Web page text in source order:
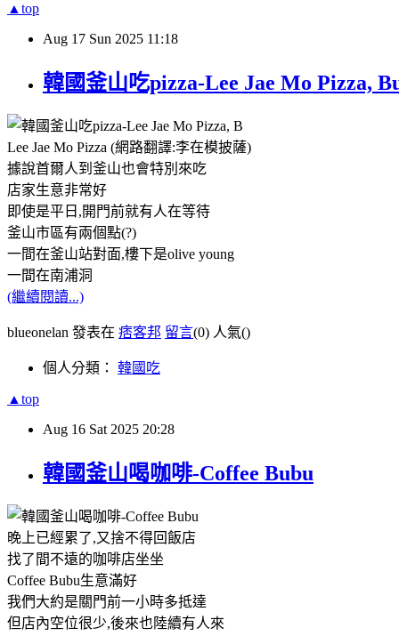
▲top
Aug 17 Sun 2025 11:18
韓國釜山吃pizza-Lee Jae Mo Pizza,
Lee Jae Mo Pizza (網路翻譯:李在模披薩)
據說首爾人到釜山也會特別來吃
店家生意非常好
即使是平日,開門前就有人在等待
釜山市區有兩個點(?)
一間在釜山站對面,樓下是olive young
一間在南浦洞
(繼續閱讀...)
blueonelan 發表在 痞客邦 留言(0) 人氣()
個人分類： 韓國吃
▲top
Aug 16 Sat 2025 20:28
韓國釜山喝咖啡-Coffee Bubu
晚上已經累了,又捨不得回飯店
找了間不遠的咖啡店坐坐
Coffee Bubu生意滿好
我們大約是關門前一小時多抵達
但店內空位很少,後來也陸續有人來